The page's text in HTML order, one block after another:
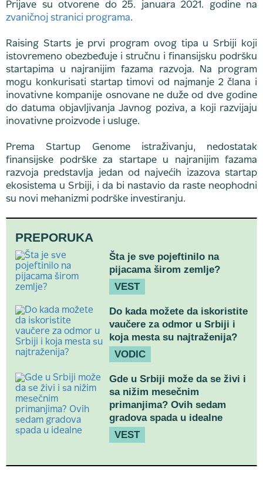
Prijave su otvorene do 25. januara 2021. godine na
zvaničnoj stranici programa.
Raising Starts je prvi program ovog tipa u Srbiji koji
istovremeno obezbeđuje i stručnu i finansijsku podršku
startapima u najranijim fazama razvoja. Na program
mogu konkurisati startap timovi od najmanje 2 člana i
inovativne kompanije osnovane ne duže od dve godine
do datuma objavljivanja Javnog poziva, a koji razvijaju
inovativne proizvode i usluge.
Prema Startup Genome istraživanju, nedostatak
finansijske podrške za startape u najranijim fazama
razvoja predstavlja jedan od najvećih izazova startap
ekosistema u Srbiji, i da bi nastavio da raste neophodni
su novi mehanizmi podrške investiranju.
PREPORUKA
Šta je sve pojeftinilo na
pijacama širom zemlje?
VEST
Do kada možete da iskoristite
vaučere za odmor u Srbiji i
koja mesta su najtraženija?
VODIC
Gde u Srbiji može da se živi i
sa nižim mesečnim
primanjima? Ovih sedam
gradova spada u idealne
VEST